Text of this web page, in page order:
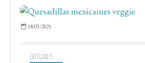
18/03/2025
CATÉGORIES